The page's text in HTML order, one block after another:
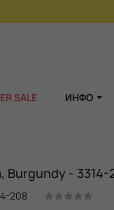
SALE ИНФО
Burgundy - 3314-
208